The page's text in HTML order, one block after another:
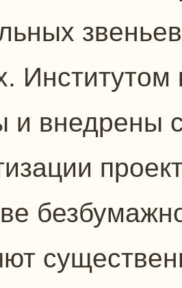
и внедрены